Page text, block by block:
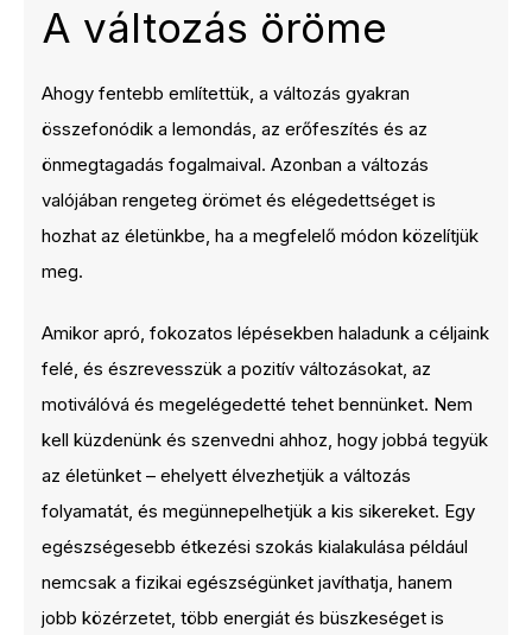
A változás öröme
Ahogy fentebb említettük, a változás gyakran
összefonódik a lemondás, az erőfeszítés és az
önmegtagadás fogalmaival. Azonban a változás
valójában rengeteg örömet és elégedettséget is
hozhat az életünkbe, ha a megfelelő módon közelítjük
meg.
Amikor apró, fokozatos lépésekben haladunk a céljaink
felé, és észrevesszük a pozitív változásokat, az
motiválóvá és megelégedetté tehet bennünket. Nem
kell küzdenünk és szenvedni ahhoz, hogy jobbá tegyük
az életünket – ehelyett élvezhetjük a változás
folyamatát, és megünnepelhetjük a kis sikereket. Egy
egészségesebb étkezési szokás kialakulása például
nemcsak a fizikai egészségünket javíthatja, hanem
jobb közérzetet, több energiát és büszkeséget is